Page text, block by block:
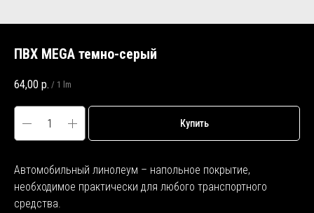
ПВХ MEGA темно-серый
64,00 р. / 1 lm
Купить
Автомобильный линолеум – напольное покрытие,
необходимое практически для любого транспортного
средства.